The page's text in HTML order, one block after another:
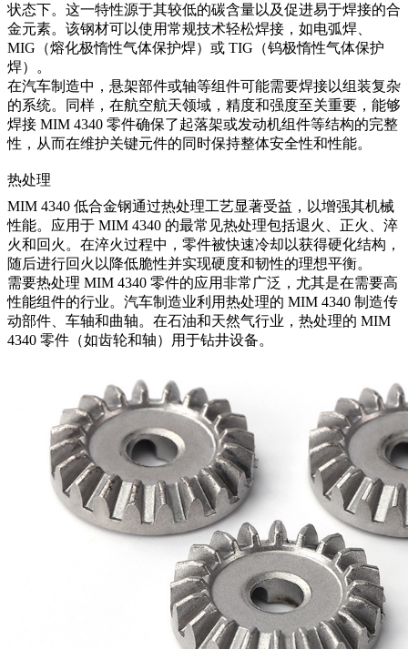
状态下。这一特性源于其较低的碳含量以及促进易于焊接的合
金元素。该钢材可以使用常规技术轻松焊接，如电弧焊、
MIG（熔化极惰性气体保护焊）或 TIG（钨极惰性气体保护
焊）。
在汽车制造中，悬架部件或轴等组件可能需要焊接以组装复杂
的系统。同样，在航空航天领域，精度和强度至关重要，能够
焊接 MIM 4340 零件确保了起落架或发动机组件等结构的完整
性，从而在维护关键元件的同时保持整体安全性和性能。
热处理
MIM 4340 低合金钢通过热处理工艺显著受益，以增强其机械
性能。应用于 MIM 4340 的最常见热处理包括退火、正火、淬
火和回火。在淬火过程中，零件被快速冷却以获得硬化结构，
随后进行回火以降低脆性并实现硬度和韧性的理想平衡。
需要热处理 MIM 4340 零件的应用非常广泛，尤其是在需要高
性能组件的行业。汽车制造业利用热处理的 MIM 4340 制造传
动部件、车轴和曲轴。在石油和天然气行业，热处理的 MIM
4340 零件（如齿轮和轴）用于钻井设备。